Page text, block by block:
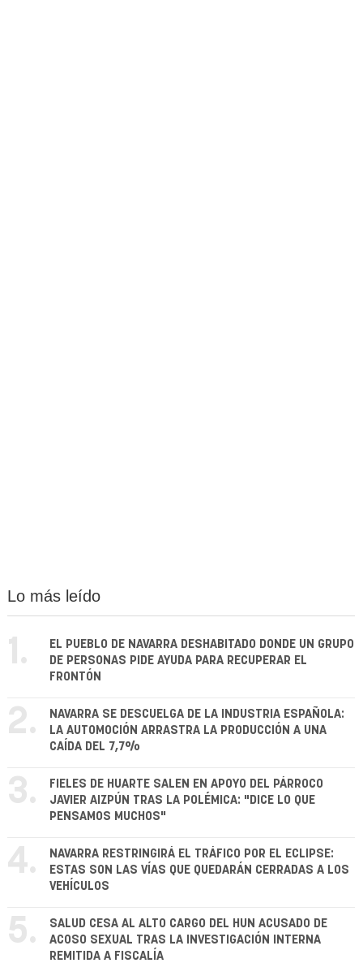
Lo más leído
1.
EL PUEBLO DE NAVARRA DESHABITADO DONDE UN GRUPO
DE PERSONAS PIDE AYUDA PARA RECUPERAR EL
FRONTÓN
2.
NAVARRA SE DESCUELGA DE LA INDUSTRIA ESPAÑOLA:
LA AUTOMOCIÓN ARRASTRA LA PRODUCCIÓN A UNA
CAÍDA DEL 7,7%
3.
FIELES DE HUARTE SALEN EN APOYO DEL PÁRROCO
JAVIER AIZPÚN TRAS LA POLÉMICA: "DICE LO QUE
PENSAMOS MUCHOS"
4.
NAVARRA RESTRINGIRÁ EL TRÁFICO POR EL ECLIPSE:
ESTAS SON LAS VÍAS QUE QUEDARÁN CERRADAS A LOS
VEHÍCULOS
5.
SALUD CESA AL ALTO CARGO DEL HUN ACUSADO DE
ACOSO SEXUAL TRAS LA INVESTIGACIÓN INTERNA
REMITIDA A FISCALÍA